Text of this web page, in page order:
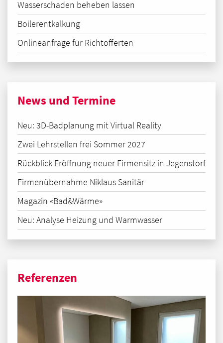
Wasserschaden beheben lassen
Boilerentkalkung
Onlineanfrage für Richtofferten
News und Termine
Neu: 3D-Badplanung mit Virtual Reality
Zwei Lehrstellen frei Sommer 2027
Rückblick Eröffnung neuer Firmensitz in Jegenstorf
Firmenübernahme Niklaus Sanitär
Magazin «Bad&Wärme»
Neu: Analyse Heizung und Warmwasser
Referenzen